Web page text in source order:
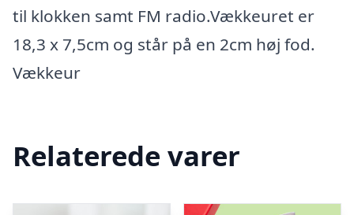
til klokken samt FM radio.Vækkeuret er
18,3 x 7,5cm og står på en 2cm høj fod.
Vækkeur
Relaterede varer